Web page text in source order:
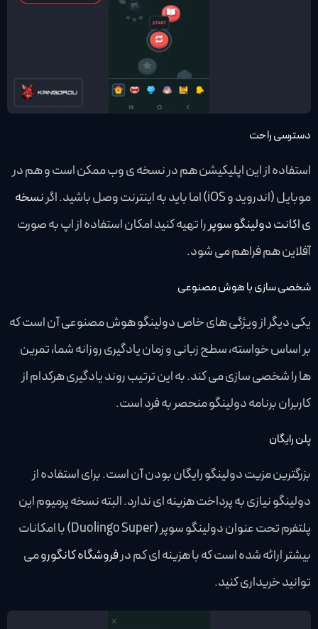
دسترسی راحت
استفاده از این اپلیکیشن هم در نسخه ی وب ممکن است و هم در
موبایل (اندروید و iOS) اما باید به اینترنت وصل باشید. اگر
نسخه
ی اکانت دولینگو سوپررا تهیه کنید امکان استفاده از اپ به صورت
آفلاین هم فراهم می شود.
شخصی سازی با هوش مصنوعی
یکی دیگر از ویژگی های خاص دولینگو هوش مصنوعی آن است که
بر اساس خواسته، سطح زبانی و زمان یادگیری روزانه شما، تمرین
ها را شخصی سازی می کند. به این ترتیب روند یادگیری هرکدام از
کاربران برنامه دولینگو منحصر به فرد است.
پلن رایگان
بزرگترین مزیت دولینگو رایگان بودن آن است. برای استفاده از
دولینگو نیازی به پرداخت هزینه ای ندارد. البته نسخه پرمیوم این
پلتفرم تحت عنوان دولینگو سوپر (Duolingo Super) با امکانات
بیشتر ارائه شده است که با هزینه ای کم درفروشگاه کانگورومی
توانید خریداری کنید.